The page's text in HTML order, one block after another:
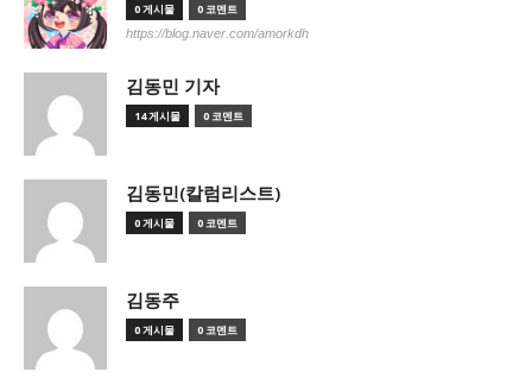
0 게시물 0 코멘트
https://blog.naver.com/amorkdh
김동민 기자
14 게시물 0 코멘트
김동민(칼럼리스트)
0 게시물 0 코멘트
김동주
0 게시물 0 코멘트